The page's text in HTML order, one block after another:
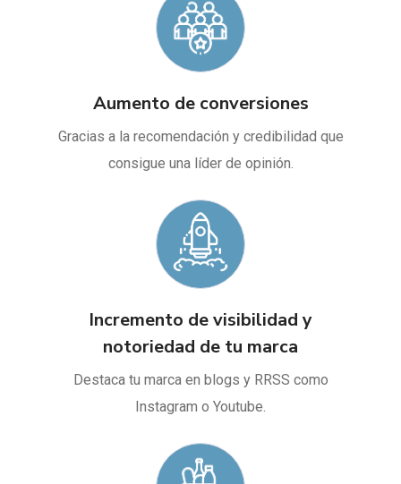
Aumento de conversiones
Gracias a la recomendación y credibilidad que
consigue una líder de opinión.
Incremento de visibilidad y
notoriedad de tu marca
Destaca tu marca en blogs y RRSS como
Instagram o Youtube.